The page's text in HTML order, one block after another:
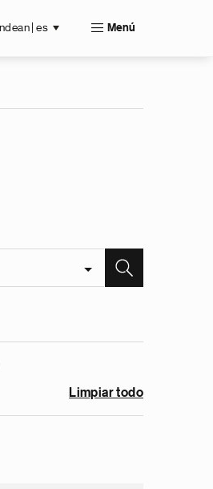
| es Menú
Limpiar todo